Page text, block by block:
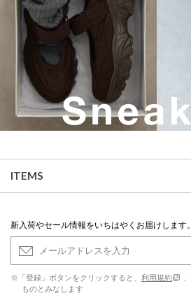
ITEMS
新入荷やセール情報をいちはやくお届けします。
※「登録」ボタンをクリックすると、 利用規約
ものとみなします